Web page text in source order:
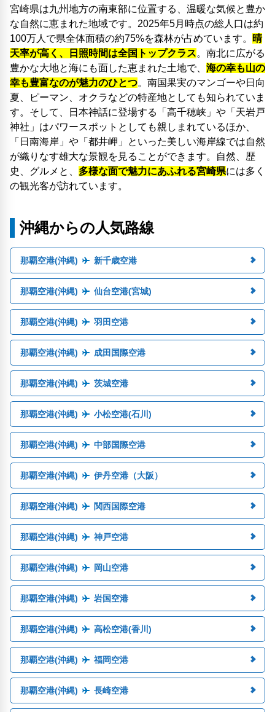
宮崎県は九州地方の南東部に位置する、温暖な気候と豊か
な自然に恵まれた地域です。2025年5月時点の総人口は約
100万人で県全体面積の約75%を森林が占めています。
晴
天率が高く、日照時間は全国トップクラス。南北に広がる
豊かな大地と海にも面した恵まれた土地で、 海の幸も山の
幸も豊富なのが魅力のひとつ。南国果実のマンゴーや日向
夏、ピーマン、オクラなどの特産地としても知られていま
す。そして、日本神話に登場する「高千穂峡」や「天岩戸
神社」はパワースポットとしても親しまれているほか、
「日南海岸」や「都井岬」といった美しい海岸線では自然
が織りなす雄大な景観を見ることができます。自然、歴
史、グルメと、 多様な面で魅力にあふれる宮崎県には多く
の観光客が訪れています。
沖縄からの人気路線
那覇空港(沖縄) 新千歳空港
那覇空港(沖縄) 仙台空港(宮城)
那覇空港(沖縄) 羽田空港
那覇空港(沖縄) 成田国際空港
那覇空港(沖縄) 茨城空港
那覇空港(沖縄) 小松空港(石川)
那覇空港(沖縄) 中部国際空港
那覇空港(沖縄) 伊丹空港（大阪）
那覇空港(沖縄) 関西国際空港
那覇空港(沖縄) 神戸空港
那覇空港(沖縄) 岡山空港
那覇空港(沖縄) 岩国空港
那覇空港(沖縄) 高松空港(香川)
那覇空港(沖縄) 福岡空港
那覇空港(沖縄) 長崎空港